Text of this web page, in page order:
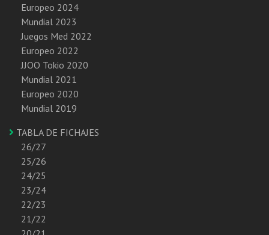
Europeo 2024
Mundial 2023
Juegos Med 2022
Europeo 2022
JJOO Tokio 2020
Mundial 2021
Europeo 2020
Mundial 2019
TABLA DE FICHAJES
26/27
25/26
24/25
23/24
22/23
21/22